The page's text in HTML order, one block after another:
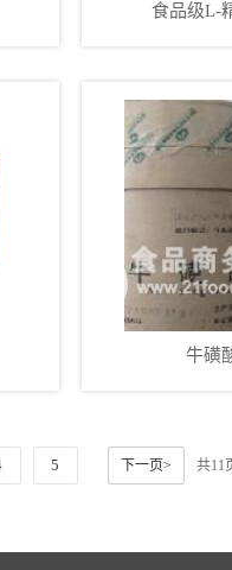
食品级L-
牛磺
5 下一页> 共11